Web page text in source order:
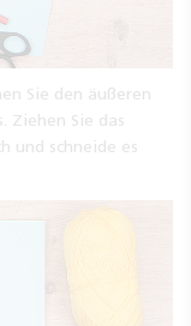
Sie den äußeren
Ziehen Sie das
und schneide es